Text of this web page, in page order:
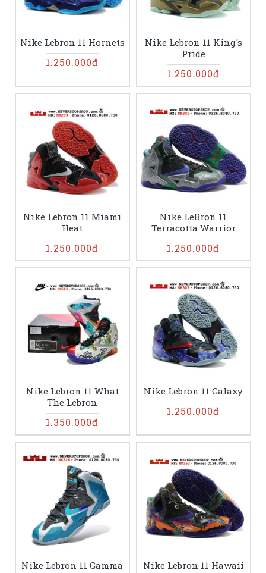
Nike Lebron 11 Hornets
1.250.000đ
Nike Lebron 11 King's
Pride
1.250.000đ
Nike Lebron 11 Miami
Heat
1.250.000đ
Nike LeBron 11
Terracotta Warrior
1.250.000đ
Nike Lebron 11 What
The Lebron
1.350.000đ
Nike Lebron 11 Galaxy
1.250.000đ
Nike Lebron 11 Gamma
Nike Lebron 11 Hawaii